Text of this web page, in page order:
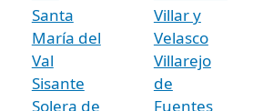
Santa
María del
Val
Sisante
Solera de
Villar y
Velasco
Villarejo
de
Fuentes